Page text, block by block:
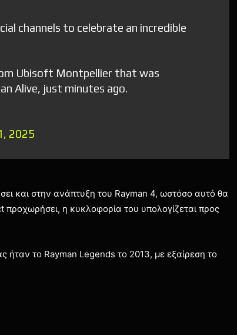
channels to celebrate an incredible
Ubisoft Montpellier that was
Alive, just minutes ago.
2025
και στην ανάπτυξη του Rayman 4, ωστόσο αυτό θα
προχωρήσει, η κυκλοφορία του υπολογίζεται προς
ήταν το Rayman Legends το 2013, με εξαίρεση το